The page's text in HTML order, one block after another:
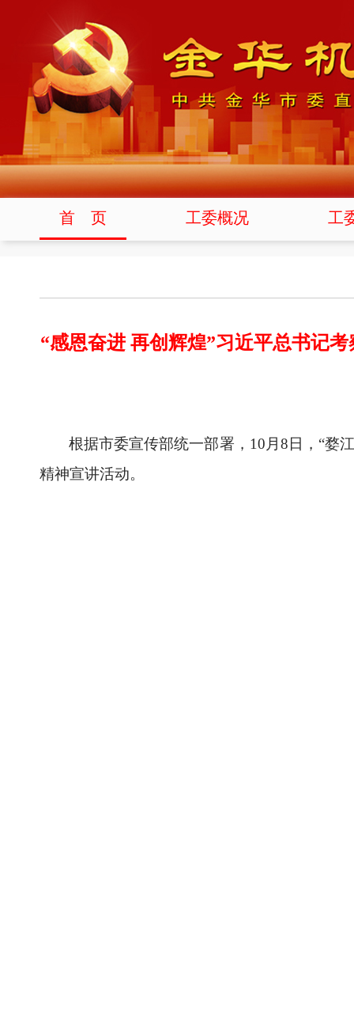
首 页 工委概况 工
“感恩奋进 再创辉煌”习近平总书记
根据市委宣传部统一部署， 10月8日，“婺
精神宣讲活动。